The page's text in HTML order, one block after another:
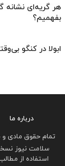
هر گریه‌ای نشانه
بفهمیم؟
ابولا در کنگو
درباره ما
تمام حقوق مادی
سلامت نیوز
استفاده از